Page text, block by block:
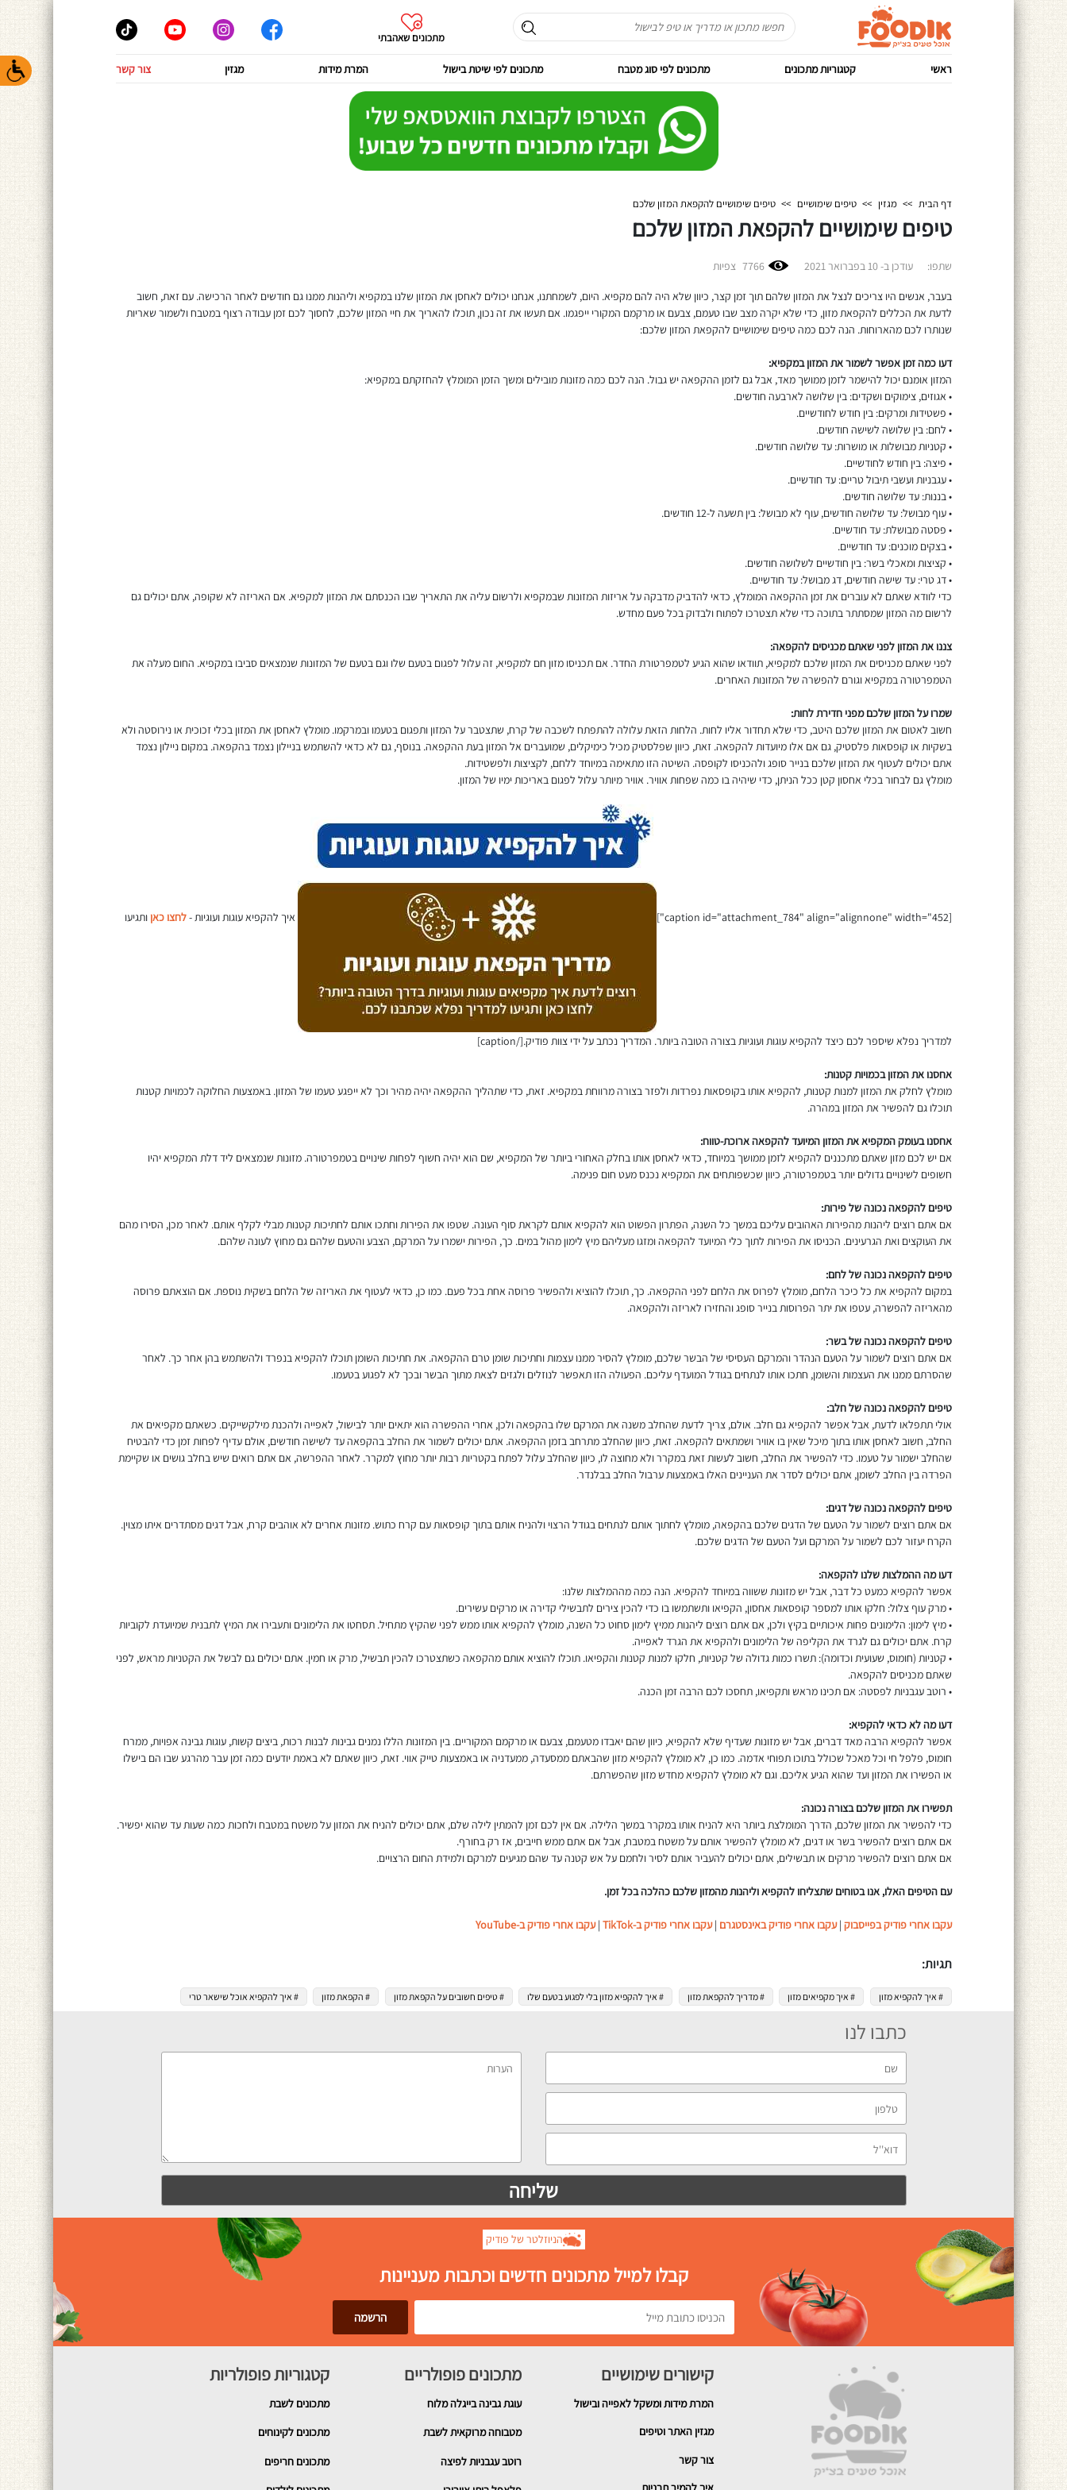
מתכונים שאהבתי
ראשי קטגוריות מתכונים מתכונים לפי סוג מטבח מתכונים לפי שיטת בישול המרת מידות מגזין צור קשר
דף הבית >> מגזין >> טיפים שימושיים >> טיפים שימושיים להקפאת המזון שלכם
טיפים שימושיים להקפאת המזון שלכם
שתפו: עודכן ב-10 בפברואר 2021 7766 צפיות
בעבר, אנשים היו צריכים לנצל את המזון שלהם תוך זמן קצר, כיוון שלא היה להם מקפיא. היום, לשמחתנו, אנחנו יכולים לאחסן את המזון שלנו במקפיא וליהנות ממנו גם חודשים לאחר הרכישה. עם זאת, חשוב
לדעת את הכללים להקפאת מזון, כדי שלא יקרה מצב שבו טעמם, צבעם או מרקמם המקורי ייפגמו. אם תעשו את זה נכון, תוכלו להאריך את חיי המזון שלכם, לחסוך לכם זמן עבודה רצוף במטבח ולשמור שאריות
שנותרו לכם מהארוחות. הנה לכם כמה טיפים שימושיים להקפאת המזון שלכם:
דעו כמה זמן אפשר לשמור את המזון במקפיא:
המזון אומנם יכול להישמר לזמן ממושך מאד, אבל גם לזמן ההקפאה יש גבול. הנה לכם כמה מזונות מובילים ומשך הזמן המומלץ להחזקתם במקפיא:
• אגוזים, צימוקים ושקדים: בין שלושה לארבעה חודשים.
• פשטידות ומרקים: בין חודש לחודשיים.
• לחם: בין שלושה לשישה חודשים.
• קטניות מבושלות או מושרות: עד שלושה חודשים.
• פיצה: בין חודש לחודשיים.
• עגבניות ועשבי תיבול טריים: עד חודשיים.
• בננות: עד שלושה חודשים.
• עוף מבושל: עד שלושה חודשים, עוף לא מבושל: בין תשעה ל-12 חודשים.
• פסטה מבושלת: עד חודשיים.
• בצקים מוכנים: עד חודשיים.
• קציצות ומאכלי בשר: בין חודשיים לשלושה חודשים.
• דג טרי: עד שישה חודשים, דג מבושל: עד חודשיים.
כדי לוודא שאתם לא עוברים את זמן ההקפאה המומלץ, כדאי להדביק מדבקה על אריזות המזונות שבמקפיא ולרשום עליה את התאריך שבו הכנסתם את המזון למקפיא. אם האריזה לא שקופה, אתם יכולים גם
לרשום מה המזון שמסתתר בתוכה כדי שלא תצטרכו לפתוח ולבדוק בכל פעם מחדש.
צננו את המזון לפני שאתם מכניסים להקפאה:
לפני שאתם מכניסים את המזון שלכם למקפיא, תוודאו שהוא הגיע לטמפרטורת החדר. אם תכניסו מזון חם למקפיא, זה עלול לפגום בטעם שלו וגם בטעם של המזונות שנמצאים סביבו במקפיא. החום מעלה את
הטמפרטורה במקפיא וגורם להפשרה של המזונות האחרים.
שמרו על המזון שלכם מפני חדירת לחות:
חשוב לאטום את המזון שלכם היטב, כדי שלא תחדור אליו לחות. הלחות הזאת עלולה להתפתח לשכבה של קרח, שתצטבר על המזון ותפגום בטעמו ובמרקמו. מומלץ לאחסן את המזון בכלי זכוכית או נירוסטה ולא
בשקיות או קופסאות פלסטיק, גם אם אלו מיועדות להקפאה. זאת, כיוון שפלסטיק מכיל כימיקלים, שמועברים אל המזון בעת ההקפאה. בנוסף, גם לא כדאי להשתמש בניילון נצמד בהקפאה. במקום ניילון נצמד
אתם יכולים לעטוף את המזון שלכם בנייר סופג ולהכניסו לקופסה. השיטה הזו מתאימה במיוחד ללחם, לקציצות ולפשטידות.
מומלץ גם לבחור בכלי אחסון קטן ככל הניתן, כדי שיהיה בו כמה שפחות אוויר. אוויר מיותר עלול לפגום באריכות ימיו של המזון.
[caption id="attachment_784" align="alignnone" width="452"] איך להקפיא עוגות ועוגיות -לחצו כאן ותגיעו
למדריך נפלא שיספר לכם כיצד להקפיא עוגות ועוגיות בצורה הטובה ביותר. המדריך נכתב על ידי צוות פודיק.[/caption]
אחסנו את המזון בכמויות קטנות:
מומלץ לחלק את המזון למנות קטנות, להקפיא אותו בקופסאות נפרדות ולפזר בצורה מרווחת במקפיא. זאת, כדי שתהליך ההקפאה יהיה מהיר וכך לא ייפגע טעמו של המזון. באמצעות החלוקה לכמויות קטנות
תוכלו גם להפשיר את המזון במהרה.
אחסנו בעומק המקפיא את המזון המיועד להקפאה ארוכת-טווח:
אם יש לכם מזון שאתם מתכננים להקפיא לזמן ממושך במיוחד, כדאי לאחסן אותו בחלק האחורי ביותר של המקפיא, שם הוא יהיה חשוף לפחות שינויים בטמפרטורה. מזונות שנמצאים ליד דלת המקפיא יהיו
חשופים לשינויים גדולים יותר בטמפרטורה, כיוון שכשפותחים את המקפיא נכנס מעט חום פנימה.
טיפים להקפאה נכונה של פירות:
אם אתם רוצים ליהנות מהפירות האהובים עליכם במשך כל השנה, הפתרון הפשוט הוא להקפיא אותם לקראת סוף העונה. שטפו את הפירות וחתכו אותם לחתיכות קטנות מבלי לקלף אותם. לאחר מכן, הסירו מהם
את העוקצים ואת הגרעינים. הכניסו את הפירות לתוך כלי המיועד להקפאה ומזגו מעליהם מיץ לימון מהול במים. כך, הפירות ישמרו על המרקם, הצבע והטעם שלהם גם מחוץ לעונה שלהם.
טיפים להקפאה נכונה של לחם:
במקום להקפיא את כל כיכר הלחם, מומלץ לפרוס את הלחם לפני ההקפאה. כך, תוכלו להוציא ולהפשיר פרוסה אחת בכל פעם. כמו כן, כדאי לעטוף את האריזה של הלחם בשקית נוספת. אם הוצאתם פרוסה
מהאריזה להפשרה, עטפו את יתר הפרוסות בנייר סופג והחזירו לאריזה ולהקפאה.
טיפים להקפאה נכונה של בשר:
אם אתם רוצים לשמור על הטעם הנהדר והמרקם העסיסי של הבשר שלכם, מומלץ להסיר ממנו עצמות וחתיכות שומן טרם ההקפאה. את חתיכות השומן תוכלו להקפיא בנפרד ולהשתמש בהן אחר כך. לאחר
שהסרתם ממנו את העצמות והשומן, חתכו אותו לנתחים בגודל המועדף עליכם. הפעולה הזו תאפשר לנוזלים ולגזים לצאת מתוך הבשר ובכך לא לפגוע בטעמו.
טיפים להקפאה נכונה של חלב:
אולי תתפלאו לדעת, אבל אפשר להקפיא גם חלב. אולם, צריך לדעת שהחלב משנה את המרקם שלו בהקפאה ולכן, אחרי ההפשרה הוא יתאים יותר לבישול, לאפייה ולהכנת מילקשייקים. כשאתם מקפיאים את
החלב, חשוב לאחסן אותו בתוך מיכל שאין בו אוויר ושמתאים להקפאה. זאת, כיוון שהחלב מתרחב בזמן ההקפאה. אתם יכולים לשמור את החלב בהקפאה עד לשישה חודשים, אולם עדיף לפחות זמן כדי להבטיח
שהחלב ישמור על טעמו. כדי להפשיר את החלב, חשוב לעשות זאת במקרר ולא מחוצה לו, כיוון שהחלב עלול לפתח בקטריות רבות יותר מחוץ למקרר. לאחר ההפרשה, אם אתם רואים שיש בחלב גושים או שקיימת
הפרדה בין החלב לשומן, אתם יכולים לסדר את העניינים האלו באמצעות ערבול החלב בבלנדר.
טיפים להקפאה נכונה של דגים:
אם אתם רוצים לשמור על הטעם של הדגים שלכם בהקפאה, מומלץ לחתוך אותם לנתחים בגודל הרצוי ולהניח אותם בתוך קופסאות עם קרח כתוש. מזונות אחרים לא אוהבים קרח, אבל דגים מסתדרים איתו מצוין.
הקרח יעזור לכם לשמור על המרקם ועל הטעם של הדגים שלכם.
דעו מה ההמלצות שלנו להקפאה:
אפשר להקפיא כמעט כל דבר, אבל יש מזונות ששווה במיוחד להקפיא. הנה כמה מההמלצות שלנו:
• מרק עוף צלול: חלקו אותו למספר קופסאות אחסון, הקפיאו ותשתמשו בו כדי להכין צירים לתבשילי קדירה או מרקים עשירים.
• מיץ לימון: הלימונים פחות איכותיים בקיץ ולכן, אם אתם רוצים ליהנות ממיץ לימון סחוט כל השנה, מומלץ להקפיא אותו ממש לפני שהקיץ מתחיל. תסחטו את הלימונים ותעבירו את המיץ לתבנית שמיועדת לקוביות
קרח. אתם יכולים גם לגרד את הקליפה של הלימונים ולהקפיא את הגרד לאפייה.
• קטניות (חומוס, שעועית וכדומה): תשרו כמות גדולה של קטניות, חלקו למנות קטנות והקפיאו. תוכלו להוציא אותם מהקפאה כשתצטרכו להכין תבשיל, מרק או חמין. אתם יכולים גם לבשל את הקטניות מראש, לפני
שאתם מכניסים להקפאה.
• רוטב עגבניות לפסטה: אם תכינו מראש ותקפיאו, תחסכו לכם הרבה זמן הכנה.
דעו מה לא כדאי להקפיא:
אפשר להקפיא הרבה מאד דברים, אבל יש מזונות שעדיף שלא להקפיא, כיוון שהם יאבדו מטעמם, צבעם או מרקמם המקוריים. בין המזונות הללו נמנים גבינות לבנות רכות, ביצים קשות, עוגות גבינה אפויות, ממרח
חומוס, פלפל חי וכל מאכל שכולל בתוכו תפוחי אדמה. כמו כן, לא מומלץ להקפיא מזון שהבאתם ממסעדה, ממעדניה או באמצעות טייק אווי. זאת, כיוון שאתם לא באמת יודעים כמה זמן עבר מהרגע שבו הם בישלו
או הפשירו את המזון ועד שהוא הגיע אליכם. וגם לא מומלץ להקפיא מחדש מזון שהפשרתם.
תפשירו את המזון שלכם בצורה נכונה:
כדי להפשיר את המזון שלכם, הדרך המומלצת ביותר היא להניח אותו במקרר במשך הלילה. אם אין לכם זמן להמתין לילה שלם, אתם יכולים להניח את המזון על משטח במטבח ולחכות כמה שעות עד שהוא יפשיר.
אם אתם רוצים להפשיר בשר או דגים, לא מומלץ להפשיר אותם על משטח במטבח, אבל אם אתם ממש חייבים, אז רק בחורף.
אם אתם רוצים להפשיר מרקים או תבשילים, אתם יכולים להעביר אותם לסיר ולחמם על אש קטנה עד שהם מגיעים למרקם ולמידת החום הרצויים.
עם הטיפים האלו, אנו בטוחים שתצליחו להקפיא וליהנות מהמזון שלכם כהלכה בכל זמן.
עקבו אחרי פודיק בפייסבוק |עקבו אחרי פודיק באינסטגרם |עקבו אחרי פודיק ב-TikTok |עקבו אחרי פודיק ב-YouTube
תגיות:
# איך להקפיא מזון # איך מקפיאים מזון # מדריך להקפאת מזון # איך להקפיא מזון בלי לפגוע בטעם שלו # טיפים חשובים על הקפאת מזון # הקפאת מזון # איך להקפיא אוכל שישאר טרי
כתבו לנו
הניוזלטר של פודיק
קבלו למייל מתכונים חדשים וכתבות מעניינות
קישורים שימושיים
המרת מידות ומשקל לאפייה ובישול
מגזין האתר וטיפים
צור קשר
מתכונים פופולריים
עוגת גבינה בייגלה מלוח
מטבוחה מרוקאית לשבת
רוטב עגבניות לפיצה
קטגוריות פופולריות
מתכונים לשבת
מתכונים לקינוחים
מתכונים חריפים